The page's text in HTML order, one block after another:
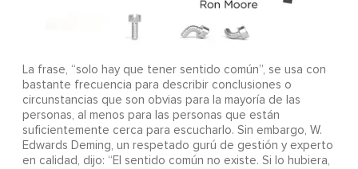
La frase, “solo hay que tener sentido común”, se usa con
bastante frecuencia para describir conclusiones o
circunstancias que son obvias para la mayoría de las
personas, al menos para las personas que están
suficientemente cerca para escucharlo. Sin embargo, W.
Edwards Deming, un respetado gurú de gestión y experto
en calidad, dijo: “El sentido común no existe. Si lo hubiera,